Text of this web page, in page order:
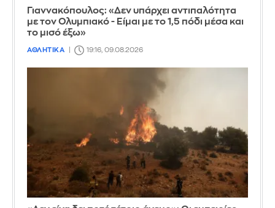
Γιαννακόπουλος: «Δεν υπάρχει αντιπαλότητα
με τον Ολυμπιακό - Είμαι με το 1,5 πόδι μέσα και
το μισό έξω»
ΑΘΛΗΤΙΚΑ 19:16, 09.08.2026